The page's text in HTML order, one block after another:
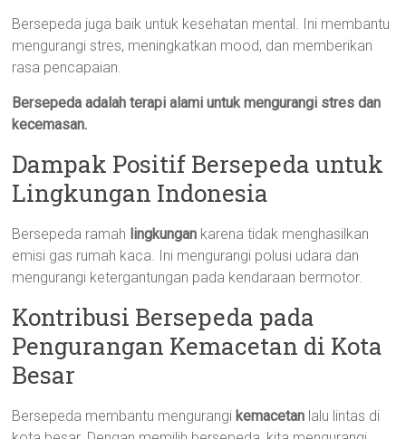
Bersepeda juga baik untuk kesehatan mental. Ini membantu
mengurangi stres, meningkatkan mood, dan memberikan
rasa pencapaian.
Bersepeda adalah terapi alami untuk mengurangi stres dan
kecemasan.
Dampak Positif Bersepeda untuk
Lingkungan Indonesia
Bersepeda ramah lingkungan karena tidak menghasilkan
emisi gas rumah kaca. Ini mengurangi polusi udara dan
mengurangi ketergantungan pada kendaraan bermotor.
Kontribusi Bersepeda pada
Pengurangan Kemacetan di Kota
Besar
Bersepeda membantu mengurangi kemacetan lalu lintas di